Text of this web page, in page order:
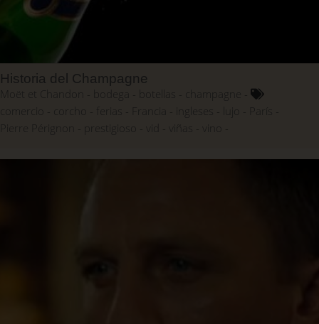
Historia del Champagne
Moët et Chandon
bodega botellas
champagne
comercio
ferias ingleses
Pierre Pérignon
prestigioso vid viñas vino